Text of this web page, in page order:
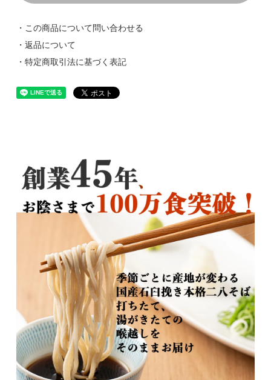
・この商品について問い合わせる
・返品について
・特定商取引法に基づく表記